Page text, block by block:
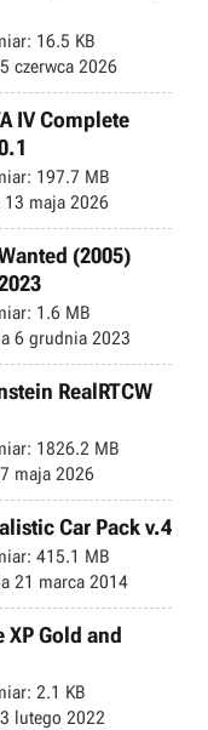
16.5 KB
czerwca 2026
IV Complete
197.7 MB
13 maja 2026
(2005)
1.6 MB
6 grudnia 2023
RealRTCW
1826.2 MB
maja 2026
Car Pack v.4
415.1 MB
21 marca 2014
XP Gold and
2.1 KB
lutego 2022